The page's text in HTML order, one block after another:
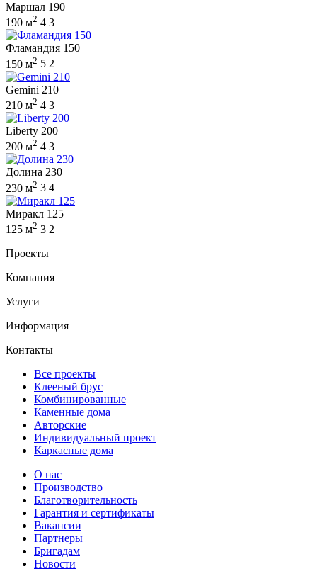
Маршал 190
190 м2 4 3
Фламандия 150
150 м2 5 2
Gemini 210
210 м2 4 3
Liberty 200
200 м2 4 3
Долина 230
230 м2 3 4
Миракл 125
125 м2 3 2
Проекты
Компания
Услуги
Информация
Контакты
Все проекты
Клееный брус
Комбинированные
Каменные дома
Авторские
Индивидуальный проект
Каркасные дома
О нас
Производство
Благотворительность
Гарантия и сертификаты
Вакансии
Партнеры
Бригадам
Новости